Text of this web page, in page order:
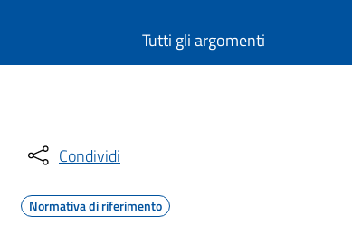
Tutti gli argomenti
Condividi
Normativa di riferimento